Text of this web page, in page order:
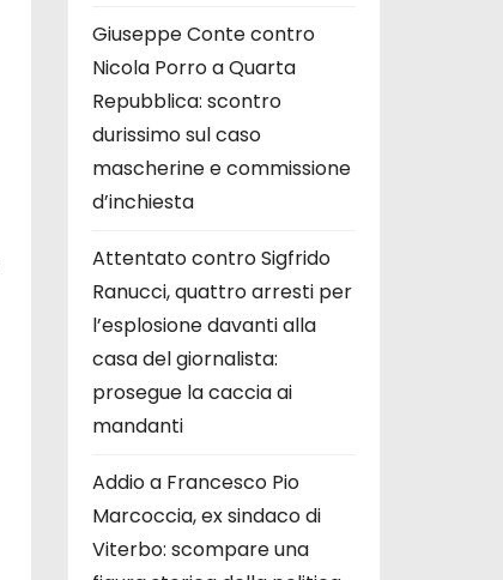
Giuseppe Conte contro
Nicola Porro a Quarta
Repubblica: scontro
durissimo sul caso
mascherine e commissione
d’inchiesta
Attentato contro Sigfrido
Ranucci, quattro arresti per
l’esplosione davanti alla
casa del giornalista:
prosegue la caccia ai
mandanti
Addio a Francesco Pio
Marcoccia, ex sindaco di
Viterbo: scompare una